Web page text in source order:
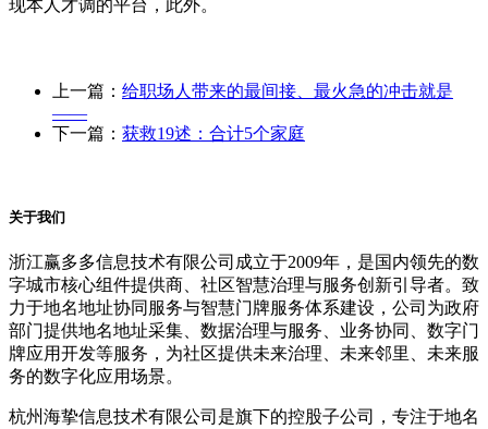
现本人才调的平台，此外。
上一篇： 给职场人带来的最间接、最火急的冲击就是
——
下一篇： 获救19述：合计5个家庭
关于我们
浙江赢多多信息技术有限公司成立于2009年，是国内领先的数
字城市核心组件提供商、社区智慧治理与服务创新引导者。致
力于地名地址协同服务与智慧门牌服务体系建设，公司为政府
部门提供地名地址采集、数据治理与服务、业务协同、数字门
牌应用开发等服务，为社区提供未来治理、未来邻里、未来服
务的数字化应用场景。
杭州海挚信息技术有限公司是旗下的控股子公司，专注于地名